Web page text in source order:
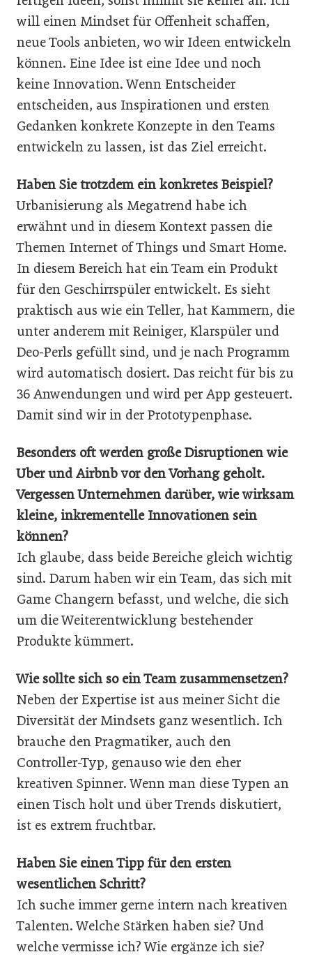
will einen Mindset für Offenheit schaffen,
neue Tools anbieten, wo wir Ideen entwickeln
können. Eine Idee ist eine Idee und noch
keine Innovation. Wenn Entscheider
entscheiden, aus Inspirationen und ersten
Gedanken konkrete Konzepte in den Teams
entwickeln zu lassen, ist das Ziel erreicht.
Haben Sie trotzdem ein konkretes Beispiel?
Urbanisierung als Megatrend habe ich
erwähnt und in diesem Kontext passen die
Themen Internet of Things und Smart Home.
In diesem Bereich hat ein Team ein Produkt
für den Geschirrspüler entwickelt. Es sieht
praktisch aus wie ein Teller, hat Kammern, die
unter anderem mit Reiniger, Klarspüler und
Deo-Perls gefüllt sind, und je nach Programm
wird automatisch dosiert. Das reicht für bis zu
36 Anwendungen und wird per App gesteuert.
Damit sind wir in der Prototypenphase.
Besonders oft werden große Disruptionen wie
Uber und Airbnb vor den Vorhang geholt.
Vergessen Unternehmen da­rüber, wie wirksam
kleine, inkrementelle Innovationen sein
können?
Ich glaube, dass beide Bereiche gleich wichtig
sind. Darum haben wir ein Team, das sich mit
Game Changern befasst, und welche, die sich
um die Weiterentwicklung bestehender
Produkte kümmert.
Wie sollte sich so ein Team zusammensetzen?
Neben der Expertise ist aus meiner Sicht die
Diversität der Mindsets ganz wesentlich. Ich
brauche den Pragmatiker, auch den
Controller-Typ, genauso wie den eher
kreativen Spinner. Wenn man diese Typen an
einen Tisch holt und über Trends diskutiert,
ist es extrem fruchtbar.
Haben Sie einen Tipp für den ersten
wesentlichen Schritt?
Ich suche immer gerne intern nach kreativen
Talenten. Welche Stärken haben sie? Und
welche vermisse ich? Wie ergänze ich sie?